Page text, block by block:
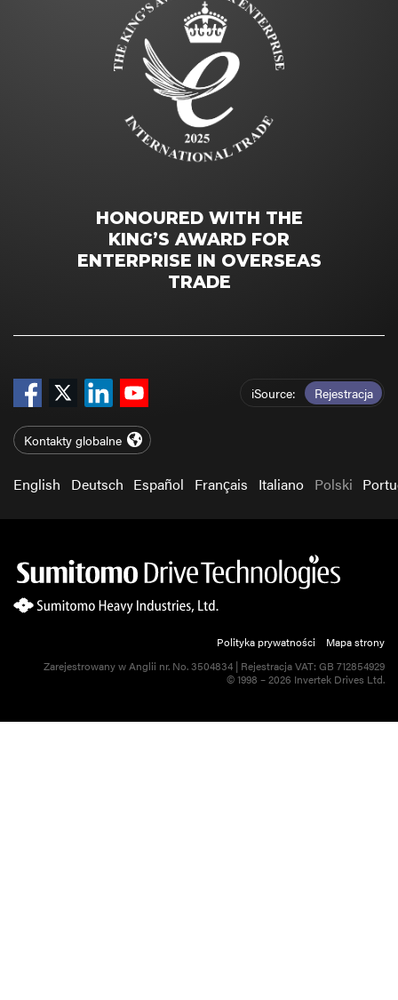
HONOURED WITH THE
KING’S AWARD FOR
ENTERPRISE IN OVERSEAS
TRADE
iSource Rejestracja
Kontakty globalne
English Deutsch Español Français Italiano Polski
Polityka prywatności
Mapa strony
Zarejestrowany w Anglii nr. No. 3504834 | Rejestracja VAT: GB 712854929
© 1998 – 2026 Invertek Drives Ltd.